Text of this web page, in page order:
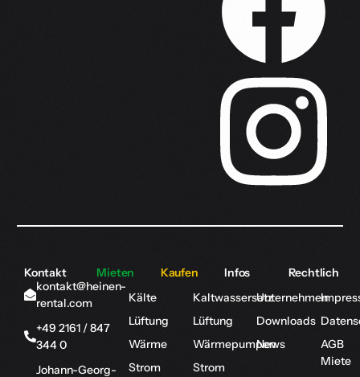
Kontakt
kontakt@heinen-
rental.com
+49 2161 / 847
344 0
Johann-Georg-
Mieten
Kälte
Lüftung
Wärme
Strom
Kaufen
Kaltwassersatz
Lüftung
Wärmepumpen
Strom
Infos
Unternehmen
Downloads
News
Rechtlich
AGB
Miete